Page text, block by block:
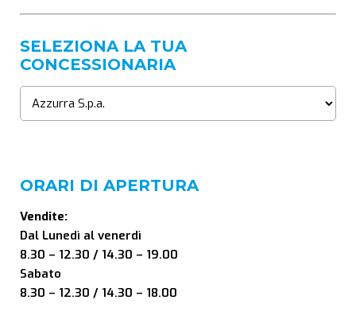
SELEZIONA LA TUA
CONCESSIONARIA
ORARI DI APERTURA
Vendite:
Dal Lunedì al venerdì
8.30 – 12.30 / 14.30 – 19.00
Sabato
8.30 – 12.30 / 14.30 – 18.00